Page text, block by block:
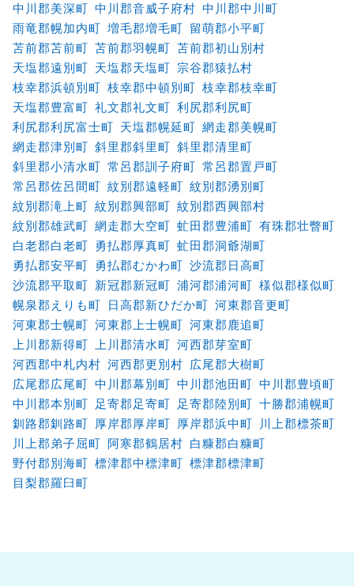
中川郡美深町 中川郡音威子府村 中川郡中川町
雨竜郡幌加内町 増毛郡増毛町 留萌郡小平町
苫前郡苫前町 苫前郡羽幌町 苫前郡初山別村
天塩郡遠別町 天塩郡天塩町 宗谷郡猿払村
枝幸郡浜頓別町 枝幸郡中頓別町 枝幸郡枝幸町
天塩郡豊富町 礼文郡礼文町 利尻郡利尻町
利尻郡利尻富士町 天塩郡幌延町 網走郡美幌町
網走郡津別町 斜里郡斜里町 斜里郡清里町
斜里郡小清水町 常呂郡訓子府町 常呂郡置戸町
常呂郡佐呂間町 紋別郡遠軽町 紋別郡湧別町
紋別郡滝上町 紋別郡興部町 紋別郡西興部村
紋別郡雄武町 網走郡大空町 虻田郡豊浦町 有珠郡壮瞥町
白老郡白老町
勇払郡厚真町 虻田郡洞爺湖町
勇払郡安平町
勇払郡むかわ町 沙流郡日高町
沙流郡平取町 新冠郡新冠町 浦河郡浦河町 様似郡様似町
幌泉郡えりも町
日高郡新ひだか町 河東郡音更町
河東郡士幌町 河東郡上士幌町 河東郡鹿追町
上川郡新得町
上川郡清水町 河西郡芽室町
河西郡中札内村 河西郡更別村 広尾郡大樹町
広尾郡広尾町 中川郡幕別町 中川郡池田町 中川郡豊頃町
中川郡本別町
足寄郡足寄町 足寄郡陸別町 十勝郡浦幌町
釧路郡釧路町
厚岸郡厚岸町 厚岸郡浜中町
川上郡標茶町
川上郡弟子屈町 阿寒郡鶴居村 白糠郡白糠町
野付郡別海町 標津郡中標津町 標津郡標津町
目梨郡羅臼町